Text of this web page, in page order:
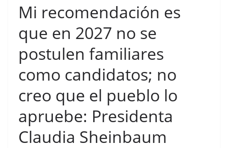
Mi recomendación es
que en 2027 no se
postulen familiares
como candidatos; no
creo que el pueblo lo
apruebe: Presidenta
Claudia Sheinbaum